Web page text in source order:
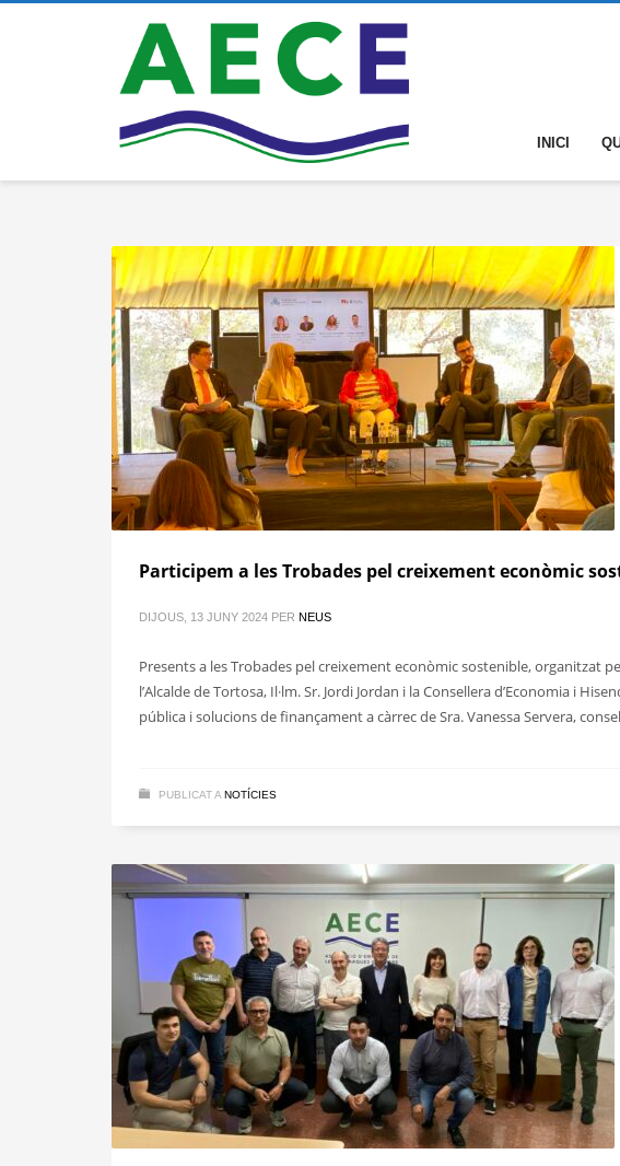
INICI
Participem a les Trobades pel creixement econòmic
DIJOUS, 13 JUNY 2024 PER NEUS
Presents a les Trobades pel creixement econòmic sostenible, organitzat
l’Alcalde de Tortosa, Il·lm. Sr. Jordi Jordan i la Consellera d’Economia i
pública i solucions de finançament a càrrec de Sra. Vanessa Servera,
PUBLICAT A NOTÍCIES